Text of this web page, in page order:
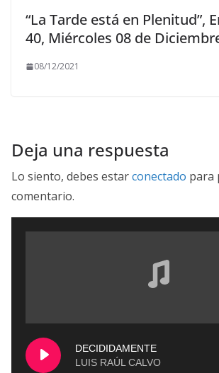
“La Tarde está en Plenitud”,
40, Miércoles 08 de
08/12/2021
Deja una respuesta
Lo siento, debes estarconectado para
comentario.
DECIDIDAMENTE
LUIS RAÚL CALVO